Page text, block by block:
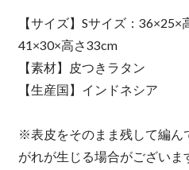
【サイズ】Sサイズ：36×25×
41×30×高さ33cm
【素材】皮つきラタン
【生産国】インドネシア
※表皮をそのまま残して編ん
がれが生じる場合がございま